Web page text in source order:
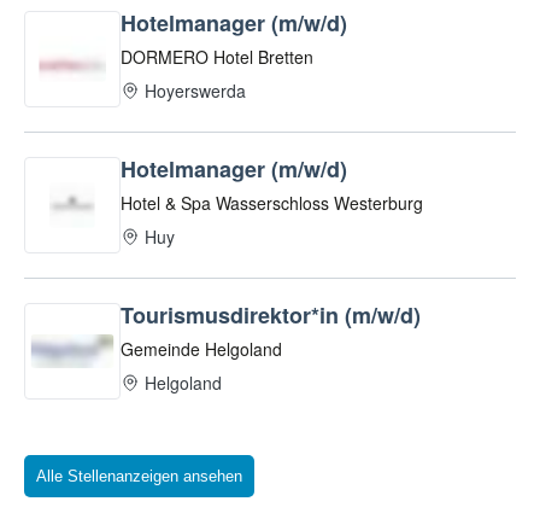
Alle Stellenanzeigen ansehen